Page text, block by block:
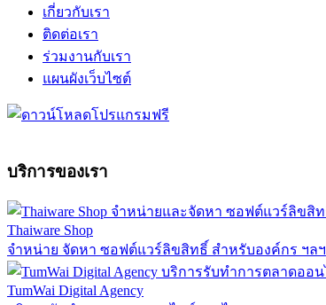
เกี่ยวกับเรา
ติดต่อเรา
ร่วมงานกับเรา
แผนผังเว็บไซต์
บริการของเรา
Thaiware Shop
จำหน่าย จัดหา ซอฟต์แวร์ลิขสิทธิ์ สำหรับองค์กร ฯลฯ
TumWai Digital Agency